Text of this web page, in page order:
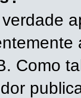
Como